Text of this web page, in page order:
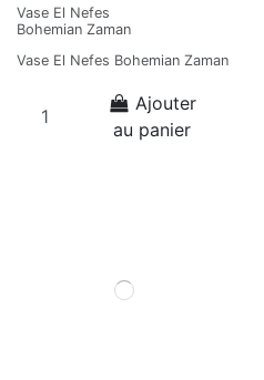
Vase El Nefes
Bohemian Zaman
Vase El Nefes Bohemian Zaman
Ajouter
au panier